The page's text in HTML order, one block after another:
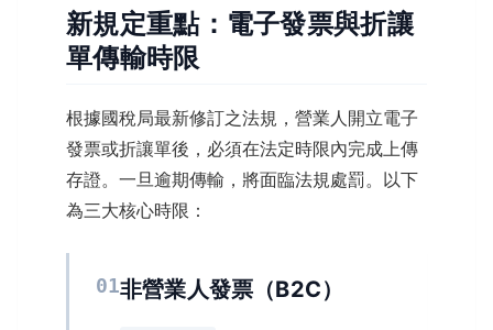
新規定重點：電子發票與折讓
單傳輸時限
根據國稅局最新修訂之法規，營業人開立電子
發票或折讓單後，必須在法定時限內完成上傳
存證。一旦逾期傳輸，將面臨法規處罰。以下
為三大核心時限：
01非營業人發票（B2C）